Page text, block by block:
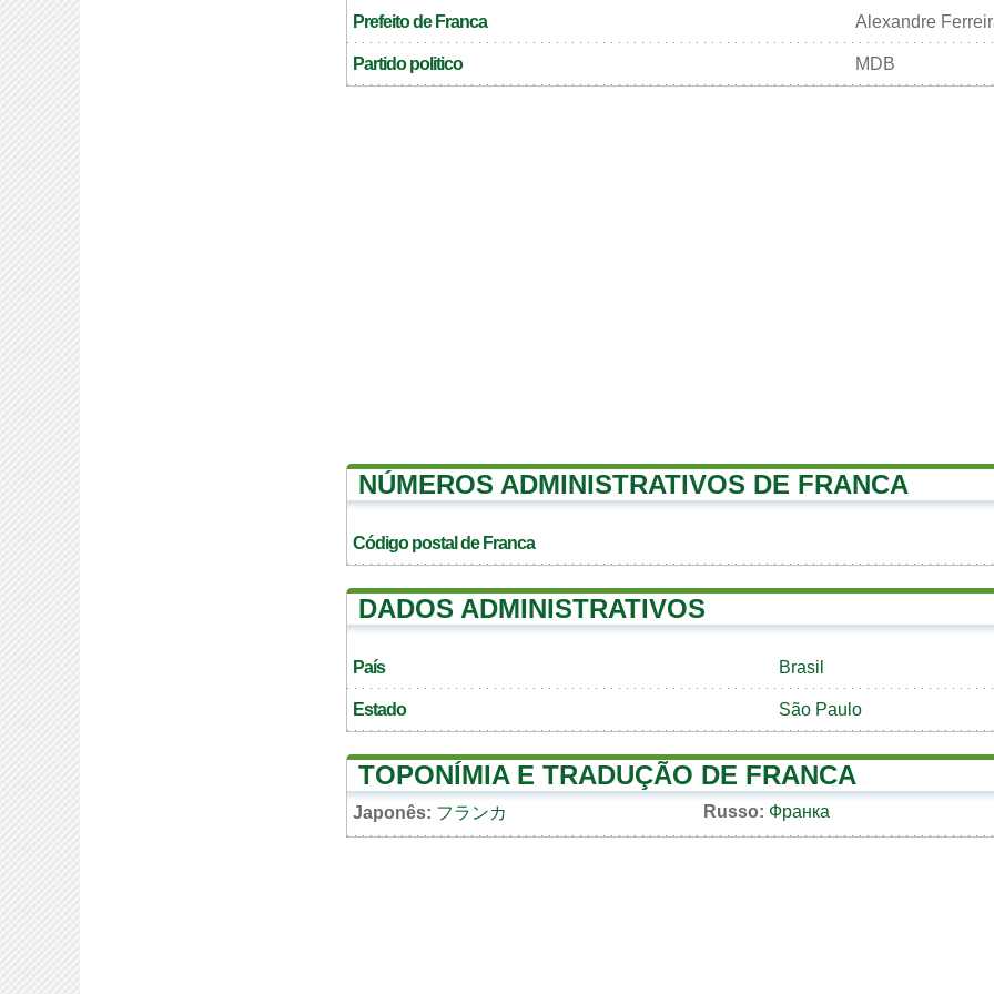
Prefeito de Franca Alexandre
Partido politico MDB
NÚMEROS ADMINISTRATIVOS DE FRANCA
Código postal de Franca
DADOS ADMINISTRATIVOS
País Brasil
Estado São Paulo
TOPONÍMIA E TRADUÇÃO DE FRANCA
Japonês: フランカ Russo: Франка